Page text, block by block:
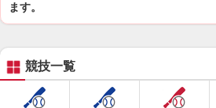
ます。
競技一覧